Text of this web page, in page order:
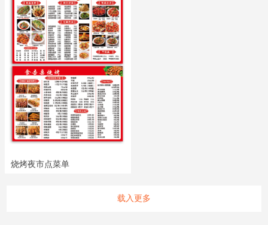
烧烤夜市点菜单
载入更多